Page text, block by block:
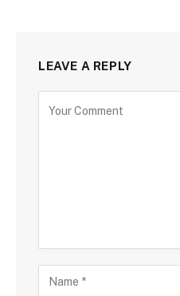
LEAVE A REPLY